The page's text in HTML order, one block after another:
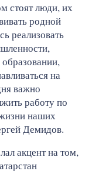
стоят люди, их
родной
реализовать
на
важно
работу по
наших
Демидов.
акцент на том,